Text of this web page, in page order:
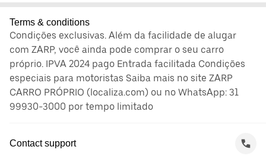
Terms & conditions
Condições exclusivas. Além da facilidade de alugar
com ZARP, você ainda pode comprar o seu carro
próprio. IPVA 2024 pago Entrada facilitada Condições
especiais para motoristas Saiba mais no site ZARP
CARRO PRÓPRIO (localiza.com) ou no WhatsApp: 31
99930-3000 por tempo limitado
Contact support